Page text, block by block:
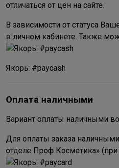
отличаться от цен на сайте.
В зависимости от статуса
в личном кабинете. Также
Якорь: #paycash
Оплата наличными
Вариант оплаты наличными
Для оплаты заказа
отделе Проф Косметика»